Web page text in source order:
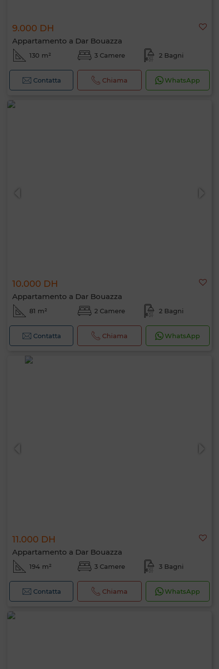
9.000 DH
Appartamento a Dar Bouazza
130 m² 3 Camere 2 Bagni
Contatta Chiama WhatsApp
10.000 DH
Appartamento a Dar Bouazza
81 m² 2 Camere 2 Bagni
Contatta Chiama WhatsApp
11.000 DH
Appartamento a Dar Bouazza
194 m² 3 Camere 3 Bagni
Contatta Chiama WhatsApp